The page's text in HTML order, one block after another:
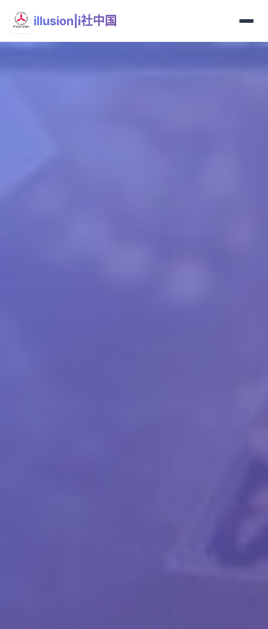
illusion|i社中国